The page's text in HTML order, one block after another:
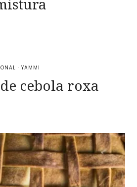
· YAMMI
cebola roxa